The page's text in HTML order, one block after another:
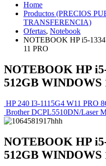
Home
Productos (PRECIOS
TRANSFERENCIA)
Ofertas, Notebook
NOTEBOOK HP i5-
11 PRO
NOTEBOOK HP
512GB WINDOWS
HP 240 I3-1115G4 W11 PRO
Brother DCPL5510DN/Laser
NOTEBOOK HP
512GB WINDOWS